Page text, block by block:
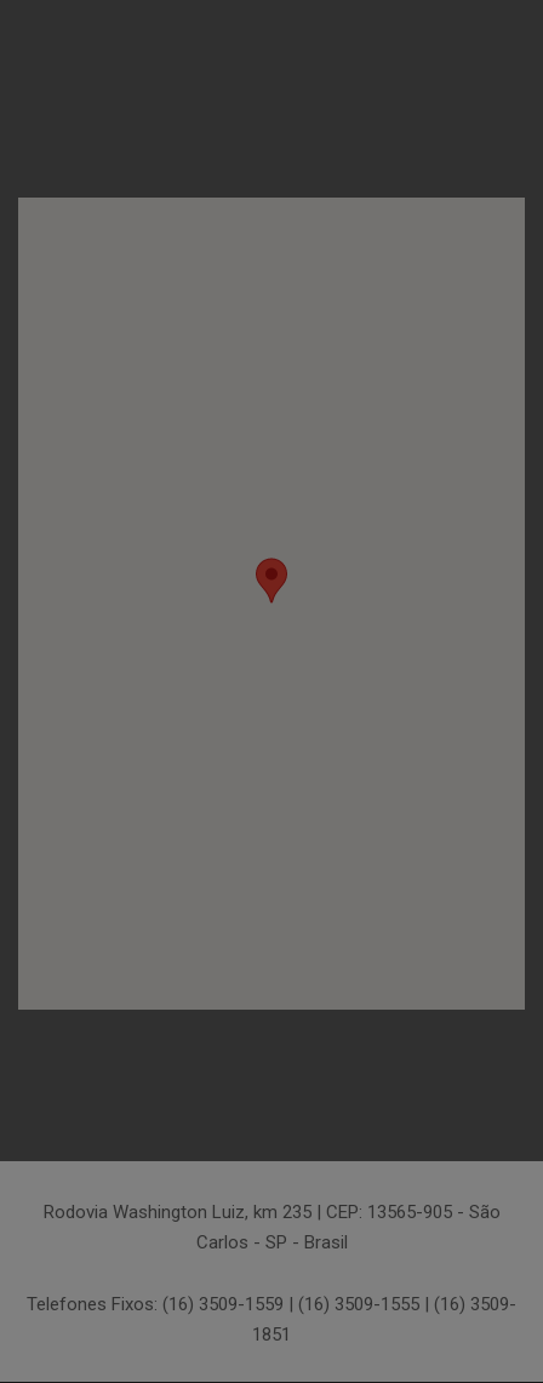
Rodovia Washington Luiz, km 235 | CEP: 13565-905 - São
Carlos - SP - Brasil
Telefones Fixos: (16) 3509-1559 | (16) 3509-1555 | (16) 3509-
1851